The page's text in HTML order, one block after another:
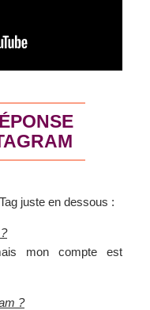
juste en dessous :
mon compte est
?